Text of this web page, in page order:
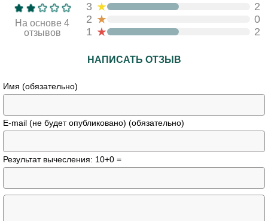
На основе 4
отзывов
3 ★
2
2 ★
0
1 ★ 2
НАПИСАТЬ ОТЗЫВ
Имя (обязательно)
E-mail (не будет опубликовано) (обязательно)
Результат вычесления: 10+0 =